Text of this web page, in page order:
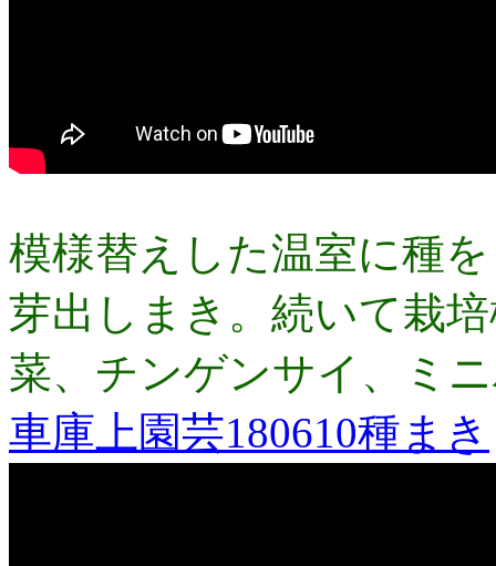
模様替えした温室に種
芽出しまき。続いて栽
菜、チンゲンサイ、ミ
車庫上園芸180610種まき